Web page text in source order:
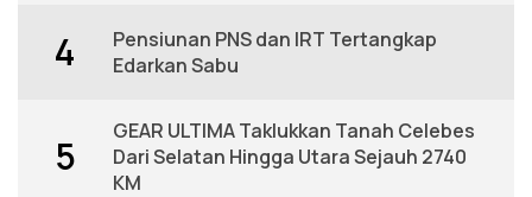
4
Pensiunan PNS dan IRT Tertangkap
Edarkan Sabu
5
GEAR ULTIMA Taklukkan Tanah Celebes
Dari Selatan Hingga Utara Sejauh 2740
KM